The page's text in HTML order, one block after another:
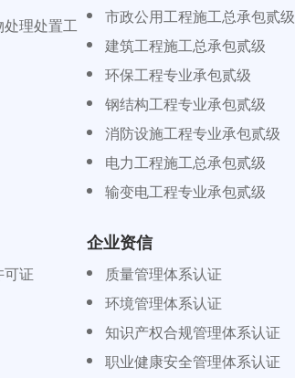
理处置工
市政公用工程施工总承包贰级
建筑工程施工总承包贰级
环保工程专业承包贰级
钢结构工程专业承包贰级
消防设施工程专业承包贰级
电力工程施工总承包贰级
输变电工程专业承包贰级
可证
企业资信
质量管理体系认证
环境管理体系认证
知识产权合规管理体系认证
职业健康安全管理体系认证